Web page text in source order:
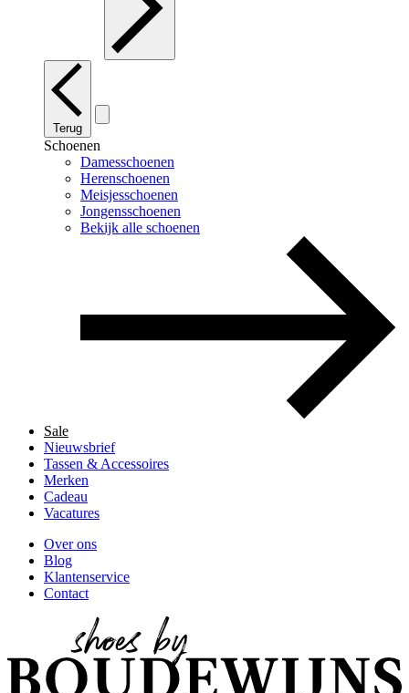
Terug
Schoenen
Damesschoenen
Herenschoenen
Meisjesschoenen
Jongensschoenen
Bekijk alle schoenen
Sale
Nieuwsbrief
Tassen & Accessoires
Merken
Cadeau
Vacatures
Over ons
Blog
Klantenservice
Contact